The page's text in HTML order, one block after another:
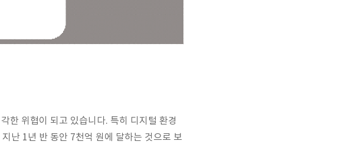
한 위협이 되고 있습니다. 특히 디지털 환경
난 1년 반 동안 7천억 원에 달하는 것으로 보